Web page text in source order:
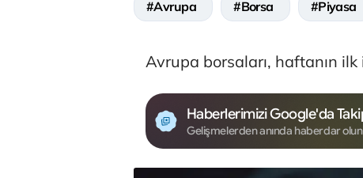
#Avrupa #Borsa #Piyasa
Avrupa borsaları, haftanın
Haberlerimizi Google'da
Gelişmelerden anında haberdar